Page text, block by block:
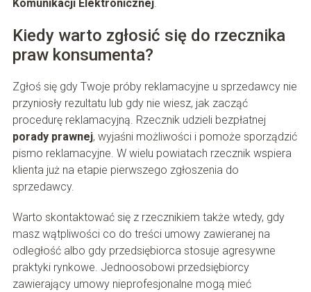
Komunikacji Elektronicznej.
Kiedy warto zgłosić się do rzecznika
praw konsumenta?
Zgłoś się gdy Twoje próby reklamacyjne u sprzedawcy nie
przyniosły rezultatu lub gdy nie wiesz, jak zacząć
procedurę reklamacyjną. Rzecznik udzieli bezpłatnej
porady prawnej, wyjaśni możliwości i pomoże sporządzić
pismo reklamacyjne. W wielu powiatach rzecznik wspiera
klienta już na etapie pierwszego zgłoszenia do
sprzedawcy.
Warto skontaktować się z rzecznikiem także wtedy, gdy
masz wątpliwości co do treści umowy zawieranej na
odległość albo gdy przedsiębiorca stosuje agresywne
praktyki rynkowe. Jednoosobowi przedsiębiorcy
zawierający umowy nieprofesjonalne mogą mieć